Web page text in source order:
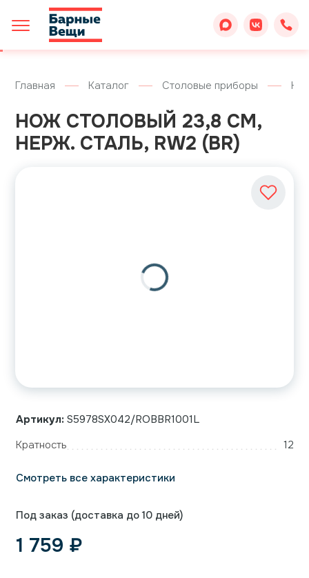
Главная Каталог Столовые приборы
НОЖ СТОЛОВЫЙ 23,8 СМ,
НЕРЖ. СТАЛЬ, RW2 (BR)
Артикул: S5978SX042/ROBBR1001L
Кратность
12
Смотреть все характеристики
Под заказ (доставка до 10 дней)
1 759 ₽